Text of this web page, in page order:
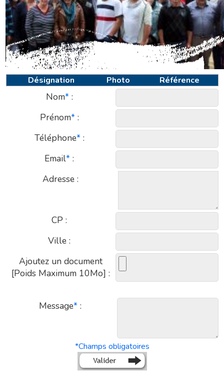
Retourner vers le catalogue
Désignation
Photo Référence
Nom*:
Prénom*:
Téléphone*:
Email* :
Adresse :
CP :
Ville :
Ajoutez un document
[Poids Maximum 10Mo] :
Message*:
*Champs obligatoires